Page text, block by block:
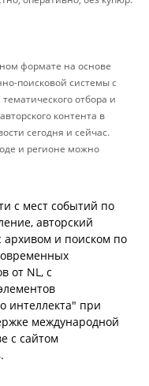
формате на основе
поисковой системы с
отбора и
контента в
сегодня и сейчас.
и регионе можно
с мест событий по
авторский
архивом и поиском по
от NL, с
интеллекта" при
международной
с сайтом
.